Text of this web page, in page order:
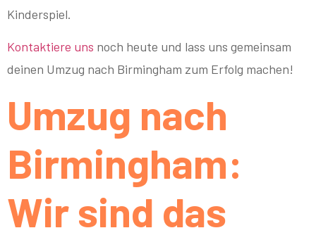
Kinderspiel.
Kontaktiere uns noch heute und lass uns gemeinsam
deinen Umzug nach Birmingham zum Erfolg machen!
Umzug nach
Birmingham:
Wir sind das